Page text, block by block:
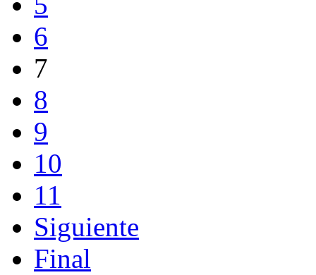
6
7
8
9
10
11
Siguiente
Final